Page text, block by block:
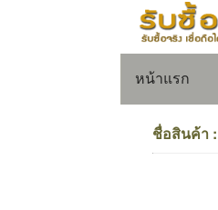
หน้าแรก
ชื่อสินค้า :